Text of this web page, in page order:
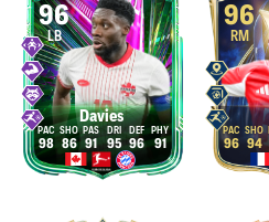
96
LB
Davies
98 86 91 95 96 91
96
RM
96 94